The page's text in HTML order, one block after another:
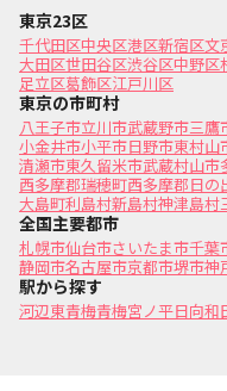
東京23区
千代田区中央区港区新宿区文
大田区世田谷区渋谷区中野区
足立区葛飾区江戸川区
東京の市町村
八王子市立川市武蔵野市三鷹
小金井市小平市日野市東村山
清瀬市東久留米市武蔵村山市
西多摩郡瑞穂町西多摩郡日の
大島町利島村新島村神津島村
全国主要都市
札幌市仙台市さいたま市千葉
静岡市名古屋市京都市堺市神
駅から探す
河辺東青梅青梅宮ノ平日向和